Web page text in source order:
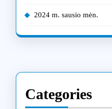
2024 m. sausio mėn.
Categories